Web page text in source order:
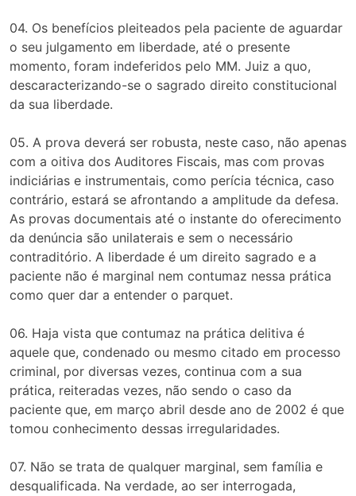
04. Os benefícios pleiteados pela paciente de aguardar
o seu julgamento em liberdade, até o presente
momento, foram indeferidos pelo MM. Juiz a quo,
descaracterizando-se o sagrado direito constitucional
da sua liberdade.
05. A prova deverá ser robusta, neste caso, não apenas
com a oitiva dos Auditores Fiscais, mas com provas
indiciárias e instrumentais, como perícia técnica, caso
contrário, estará se afrontando a amplitude da defesa.
As provas documentais até o instante do oferecimento
da denúncia são unilaterais e sem o necessário
contraditório. A liberdade é um direito sagrado e a
paciente não é marginal nem contumaz nessa prática
como quer dar a entender o parquet.
06. Haja vista que contumaz na prática delitiva é
aquele que, condenado ou mesmo citado em processo
criminal, por diversas vezes, continua com a sua
prática, reiteradas vezes, não sendo o caso da
paciente que, em março abril desde ano de 2002 é que
tomou conhecimento dessas irregularidades.
07. Não se trata de qualquer marginal, sem família e
desqualificada. Na verdade, ao ser interrogada,